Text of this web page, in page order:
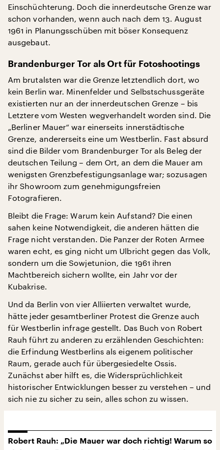
Einschüchterung. Doch die innerdeutsche Grenze war
schon vorhanden, wenn auch nach dem 13. August
1961 in Planungsschüben mit böser Konsequenz
ausgebaut.
Brandenburger Tor als Ort für Fotoshootings
Am brutalsten war die Grenze letztendlich dort, wo
kein Berlin war. Minenfelder und Selbstschussgeräte
existierten nur an der innerdeutschen Grenze – bis
Letztere vom Westen wegverhandelt worden sind. Die
„Berliner Mauer“ war einerseits innerstädtische
Grenze, andererseits eine um Westberlin. Fast absurd
sind die Bilder vom Brandenburger Tor als Beleg der
deutschen Teilung – dem Ort, an dem die Mauer am
wenigsten Grenzbefestigungsanlage war; sozusagen
ihr Showroom zum genehmigungsfreien
Fotografieren.
Bleibt die Frage: Warum kein Aufstand? Die einen
sahen keine Notwendigkeit, die anderen hätten die
Frage nicht verstanden. Die Panzer der Roten Armee
waren echt, es ging nicht um Ulbricht gegen das Volk,
sondern um die Sowjetunion, die 1961 ihren
Machtbereich sichern wollte, ein Jahr vor der
Kubakrise.
Und da Berlin von vier Alliierten verwaltet wurde,
hätte jeder gesamtberliner Protest die Grenze auch
für Westberlin infrage gestellt. Das Buch von Robert
Rauh führt zu anderen zu erzählenden Geschichten:
die Erfindung Westberlins als eigenem politischer
Raum, gerade auch für übergesiedelte Ossis.
Zunächst aber hilft es, die Widersprüchlichkeit
historischer Entwicklungen besser zu verstehen – und
sich nie zu sicher zu sein, alles schon zu wissen.
Robert Rauh: „Die Mauer war doch richtig! Warum so